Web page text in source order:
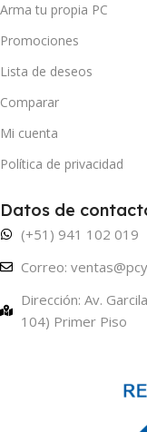
Arma tu propia PC
Promociones
Lista de deseos
Comparar
Mi cuenta
Política de privacidad
Datos de
(+51) 941 102 019
Correo:
Dirección: Av.
104) Primer Piso